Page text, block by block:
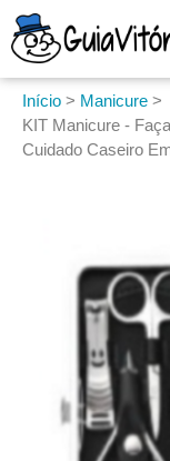
Início > Manicure >
KIT Manicure -
Cuidado Caseiro